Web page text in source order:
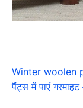
Winter woolen
पैंट्स में पाएं